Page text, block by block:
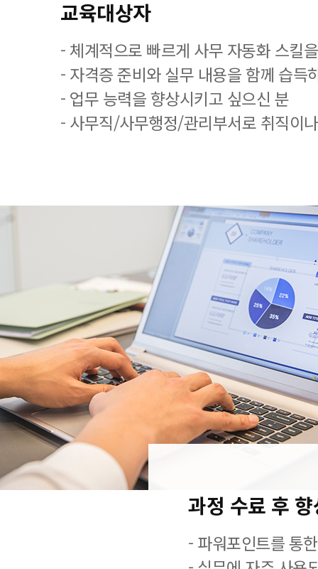
교육대상자
- 체계적으로 빠르게 사무 자동화 스킬
- 자격증 준비와 실무 내용을 함께 습득
- 업무 능력을 향상시키고 싶으신 분
- 사무직/사무행정/관리부서로 취직이
과정 수료 후
- 파워포인트를 통